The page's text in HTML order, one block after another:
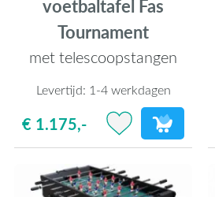
voetbaltafel Fas
Tournament
met telescoopstangen
Levertijd: 1-4 werkdagen
€ 1.175,-